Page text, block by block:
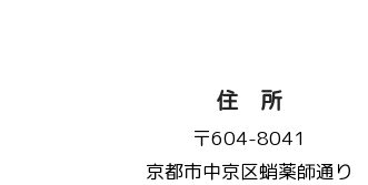
住 所
〒604-8041
京都市中京区蛸薬師通り